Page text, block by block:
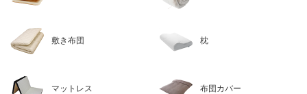
敷き布団 枕
マットレス 布団カバー